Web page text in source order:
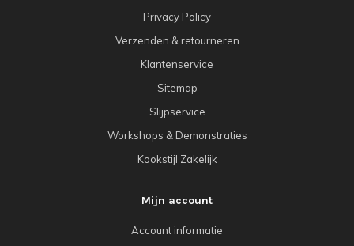
Privacy Policy
Verzenden & retourneren
Klantenservice
Sitemap
Slijpservice
Workshops & Demonstraties
Kookstijl Zakelijk
Mijn account
Account informatie